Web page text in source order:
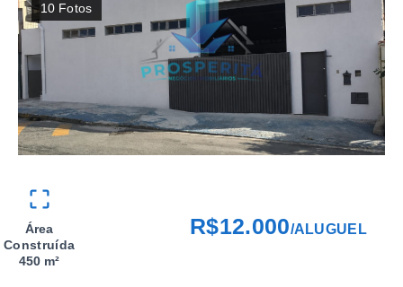
10 Fotos
Área
Construída
450 m²
R$12.000/ALUGUEL